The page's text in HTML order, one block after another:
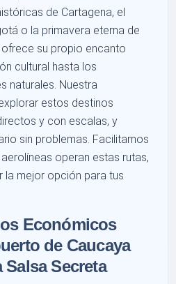
de Cartagena, el
o la primavera eterna de
ofrece su propio encanto
cultural hasta los
naturales. Nuestra
estos destinos
y con escalas, y
sin problemas. Facilitamos
operan estas rutas,
la mejor opción para tus
Económicos
de Caucaya
Salsa Secreta